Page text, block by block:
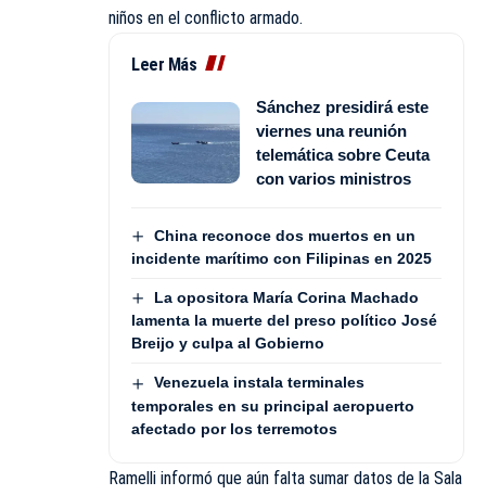
niños en el conflicto armado.
Leer Más
Sánchez presidirá este
viernes una reunión
telemática sobre Ceuta
con varios ministros
China reconoce dos muertos en un
incidente marítimo con Filipinas en 2025
La opositora María Corina Machado
lamenta la muerte del preso político José
Breijo y culpa al Gobierno
Venezuela instala terminales
temporales en su principal aeropuerto
afectado por los terremotos
Ramelli informó que aún falta sumar datos de la Sala